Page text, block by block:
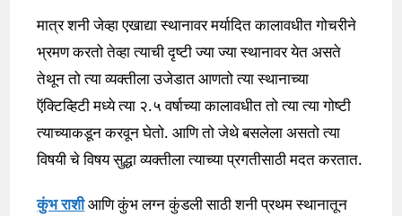
मात्र शनी जेव्हा एखाद्या स्थानावर मर्यादित कालावधीत गोचरीने
भ्रमण करतो तेव्हा त्याची दृष्टी ज्या ज्या स्थानावर येत असते
तेथून तो त्या व्यक्तीला उजेडात आणतो त्या स्थानाच्या
ऍक्टिव्हिटी मध्ये त्या २.५ वर्षाच्या कालावधीत तो त्या त्या गोष्टी
त्याच्याकडून करवून घेतो. आणि तो जेथे बसलेला असतो त्या
विषयी चे विषय सुद्धा व्यक्तीला त्याच्या प्रगतीसाठी मदत करतात.
कुंभ राशीआणि कुंभ लग्न कुंडली साठी शनी प्रथम स्थानातून